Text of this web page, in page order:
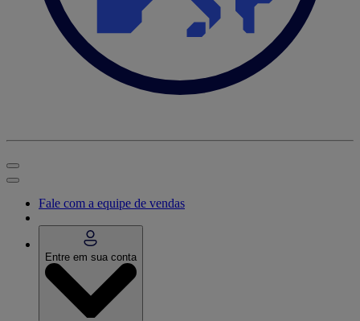
Fale com a equipe de vendas
Entre em sua conta